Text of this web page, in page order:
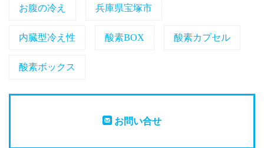
お腹の冷え 兵庫県宝塚市
内臓型冷え性 酸素BOX 酸素カプセル
酸素ボックス
お問い合せ